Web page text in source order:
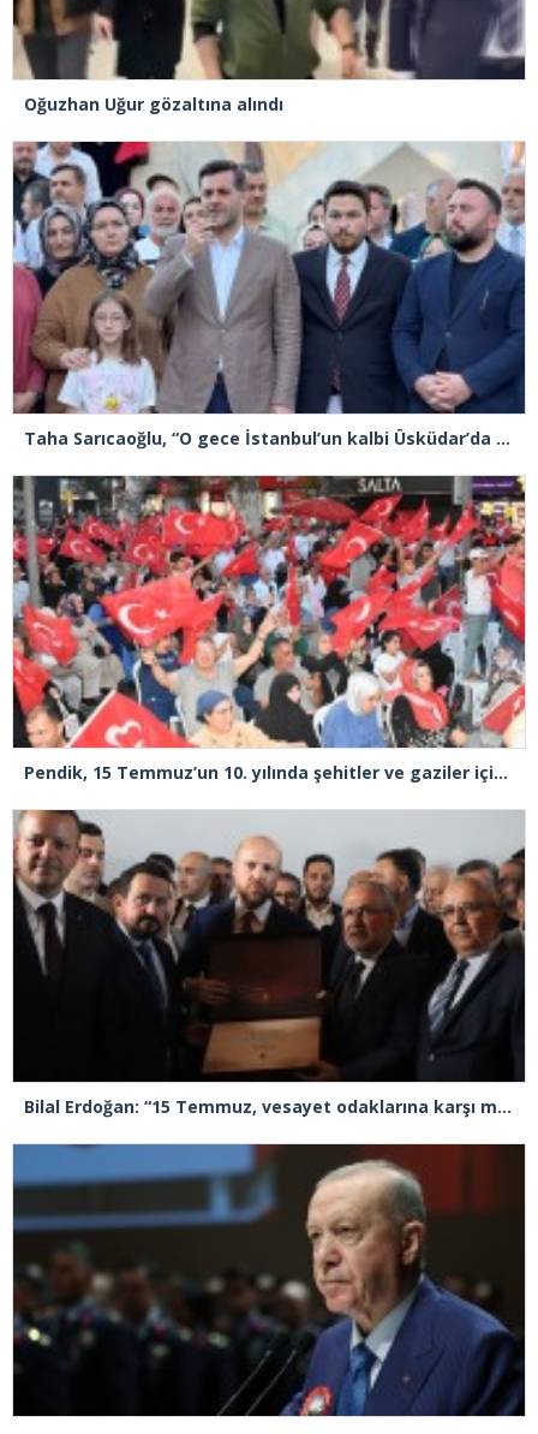
Oğuzhan Uğur gözaltına alındı
Taha Sarıcaoğlu, “O gece İstanbul’un kalbi Üsküdar’da attı”
Pendik, 15 Temmuz’un 10. yılında şehitler ve gaziler için tek yürek oldu
Bilal Erdoğan: “15 Temmuz, vesayet odaklarına karşı millet iradesinin açık ve net beyanıdır”